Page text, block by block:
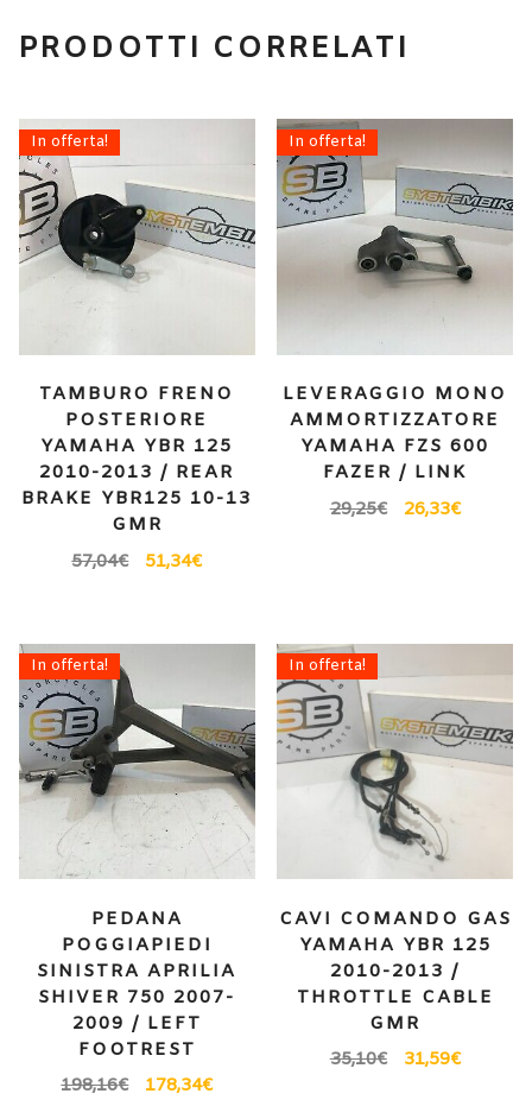
PRODOTTI CORRELATI
In offerta!
TAMBURO FRENO
POSTERIORE
YAMAHA YBR 125
2010-2013 / REAR
BRAKE YBR125 10-13
GMR
57,04€ 51,34€
In offerta!
LEVERAGGIO MONO
AMMORTIZZATORE
YAMAHA FZS 600
FAZER / LINK
29,25€ 26,33€
In offerta!
PEDANA
POGGIAPIEDI
SINISTRA APRILIA
SHIVER 750 2007-
2009 / LEFT
FOOTREST
198,16€ 178,34€
In offerta!
CAVI COMANDO GAS
YAMAHA YBR 125
2010-2013 /
THROTTLE CABLE
GMR
35,10€ 31,59€